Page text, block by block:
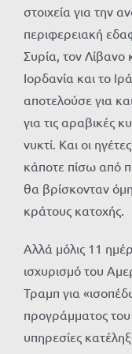
στοιχεία για την
περιφερειακή
Συρία, τον Λίβανο
Ιορδανία και το
αποτελούσε για
για τις αραβικές
νυκτί. Και οι
κάποτε πίσω από
θα βρίσκονταν
κράτους κατοχής.
Αλλά μόλις 11
ισχυρισμό του
Τραμπ για
προγράμματος του
υπηρεσίες